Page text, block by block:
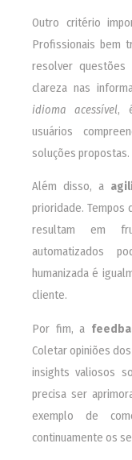
Outro critério
Profissionais bem
resolver
clareza nas
idioma acessível,
usuários
soluções propostas.
Além disso, a
prioridade.
resultam em
automatizados
humanizada é
cliente.
Por fim, a
Coletar opiniões
insights valiosos
precisa ser
exemplo de
continuamente os